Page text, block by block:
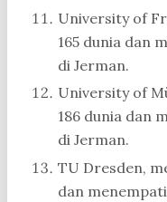
University of
165 dunia dan
di Jerman.
University of
186 dunia dan
di Jerman.
TU Dresden,
dan